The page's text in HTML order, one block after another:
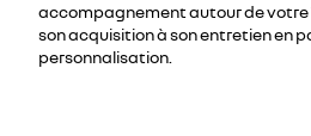
accompagnement autour de votre
son acquisition à son entretien en
personnalisation.